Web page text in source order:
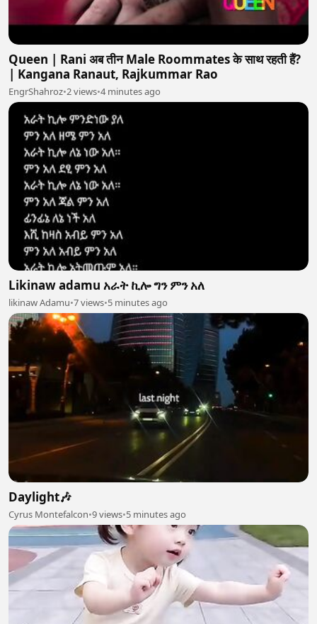
Queen | Rani अब तीन Male Roommates के साथ रहती हैं?
| Kangana Ranaut, Rajkummar Rao
EngrShahroz•2 views•4 minutes ago
Likinaw adamu አራት ኪሎ ግን ምን አለ
likinaw Adamu•7 views•5 minutes ago
Daylight🎶
Cyrus Montefalcon•9 views•5 minutes ago